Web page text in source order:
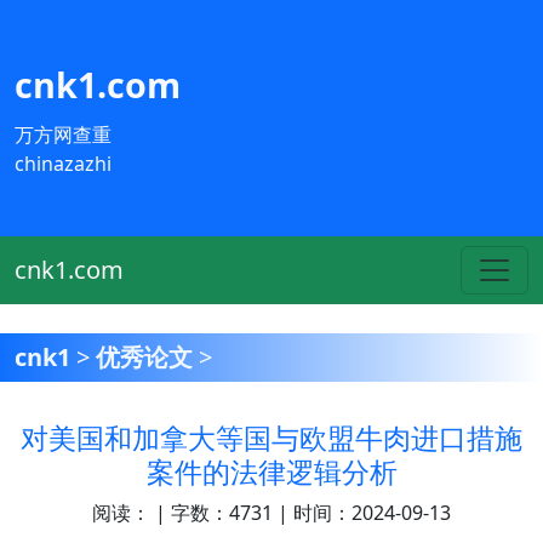
cnk1.com
万方网查重
chinazazhi
cnk1.com
cnk1 >优秀论文 >
对美国和加拿大等国与欧盟牛肉进口措施
案件的法律逻辑分析
阅读： | 字数：4731 | 时间：2024-09-13